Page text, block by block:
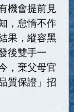
機會提前見
，怠惰不作
果，縱容黑
後雙手一
，棄父母官
質保證」招